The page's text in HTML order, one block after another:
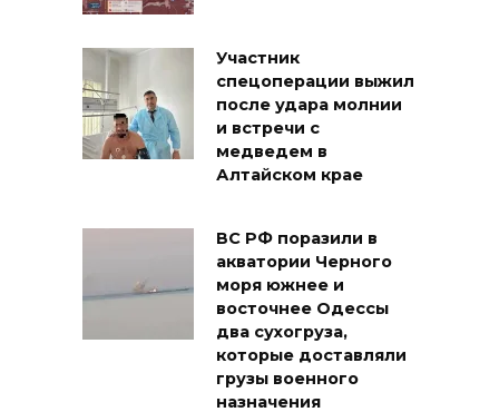
Участник
спецоперации выжил
после удара молнии
и встречи с
медведем в
Алтайском крае
ВС РФ поразили в
акватории Черного
моря южнее и
восточнее Одессы
два сухогруза,
которые доставляли
грузы военного
назначения